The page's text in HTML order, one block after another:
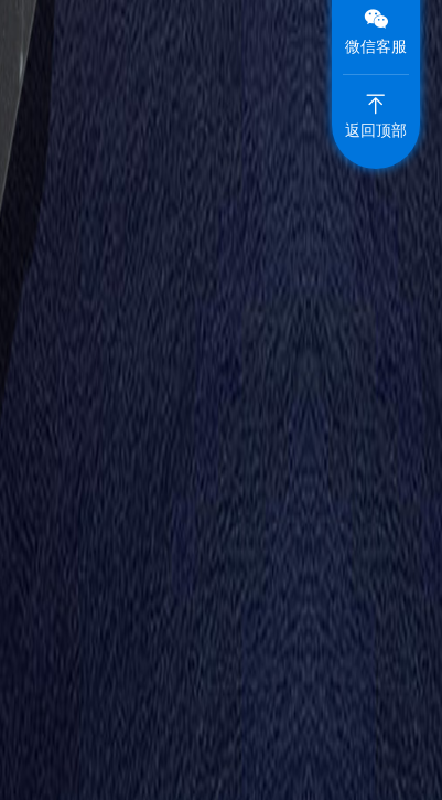
微信客服
返回顶部